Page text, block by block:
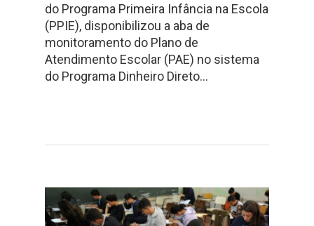
do Programa Primeira Infância na Escola
(PPIE), disponibilizou a aba de
monitoramento do Plano de
Atendimento Escolar (PAE) no sistema
do Programa Dinheiro Direto…